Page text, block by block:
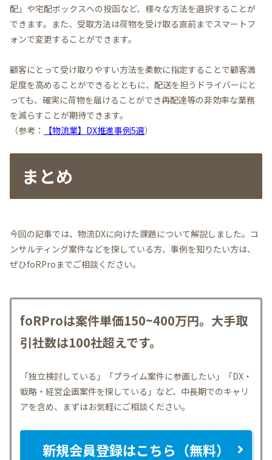
配」や宅配ボックスへの投函など、様々な方法を選択することが
できます。また、受取方法は荷物を受け取る直前までスマートフ
ォンで変更することができます。
顧客にとって受け取りやすい方法を柔軟に指定することで顧客満
足度を高めることができるとともに、配送を担うドライバーにと
っても、確実に荷物を届けることができ再配達等の非効率な業務
を減らすことが期待できます。
（参考：
【物流業】DX推進事例5選）
まとめ
今回の記事では、物流DXに向けた課題について解説しました。コ
ンサルティング案件などを探している方、事例を知りたい方は、
ぜひfoRProまでご相談ください。
foRProは案件単価150~400万円。大手取
引社数は100社超えです。
「独立検討している」「プライム案件に参画したい」「DX・
戦略・経営企画案件を探している」など、中長期でのキャリ
アを含め、まずはお気軽にご相談ください。
新規会員登録はこちら（無料）